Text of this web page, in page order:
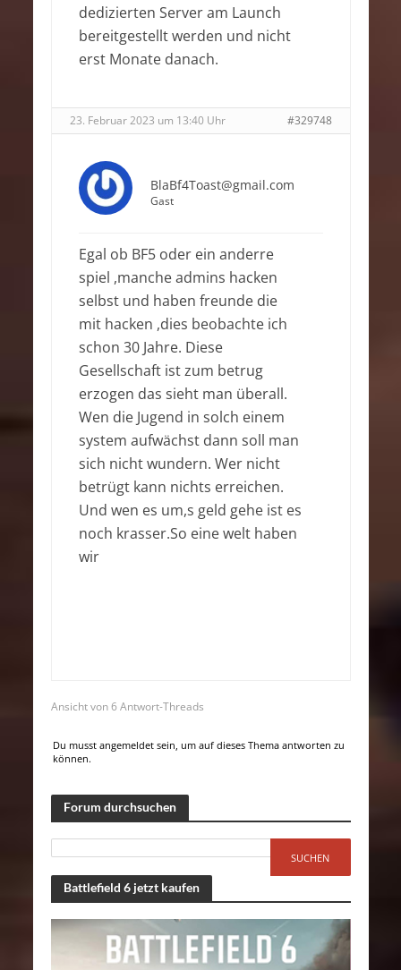
dedizierten Server am Launch
bereitgestellt werden und nicht
erst Monate danach.
23. Februar 2023 um 13:40 Uhr #329748
BlaBf4Toast@gmail.com
Gast
Egal ob BF5 oder ein anderre
spiel ,manche admins hacken
selbst und haben freunde die
mit hacken ,dies beobachte ich
schon 30 Jahre. Diese
Gesellschaft ist zum betrug
erzogen das sieht man überall.
Wen die Jugend in solch einem
system aufwächst dann soll man
sich nicht wundern. Wer nicht
betrügt kann nichts erreichen.
Und wen es um,s geld gehe ist es
noch krasser.So eine welt haben
wir
Ansicht von 6 Antwort-Threads
Du musst angemeldet sein, um auf dieses Thema antworten zu
können.
Forum durchsuchen
Battlefield 6 jetzt kaufen